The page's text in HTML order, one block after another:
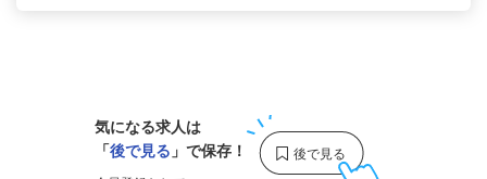
気になる求人は
「後で見る 」で保存！